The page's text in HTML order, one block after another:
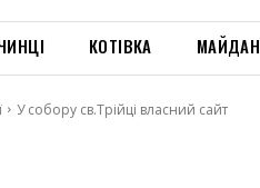
КОТІВКА МАЙДАН
У собору св.Трійці власний сайт